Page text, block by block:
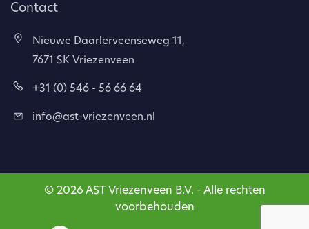
Contact
Nieuwe Daarlerveenseweg 11,
7671 SK Vriezenveen
+31 (0) 546 - 56 66 64
info@ast-vriezenveen.nl
© 2026 AST Vriezenveen B.V. - Alle rechten
voorbehouden